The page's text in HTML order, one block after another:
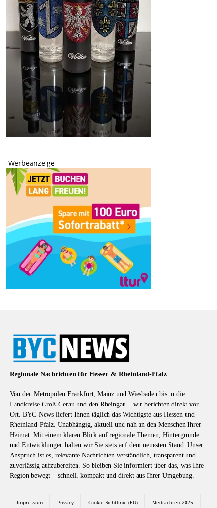
-Werbeanzeige-
Regionale Nachrichten für Hessen & Rheinland-Pfalz
Von den Metropolen Frankfurt, Mainz und Wiesbaden bis in die
Landkreise Groß-Gerau und den Rheingau – wir berichten direkt vor
Ort. BYC-News liefert Ihnen täglich das Wichtigste aus Hessen und
Rheinland-Pfalz. Unabhängig, aktuell und nah an den Menschen Ihrer
Heimat. Mit einem klaren Blick auf regionale Themen, Hintergründe
und Entwicklungen halten wir Sie stets auf dem neuesten Stand. Unser
Anspruch ist es, relevante Nachrichten verständlich, transparent und
zuverlässig aufzubereiten. So bleiben Sie informiert über das, was Ihre
Region bewegt – schnell, kompakt und direkt aus Ihrer Umgebung.
Impressum Privacy Cookie-Richtlinie (EU) Mediadaten 2025